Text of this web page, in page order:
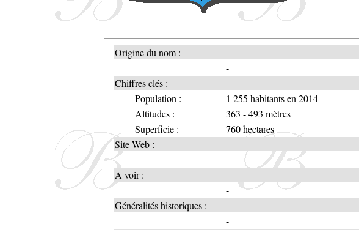
Origine du nom :
-
Chiffres clés :
Population :
1 255 habitants en 2014
Altitudes :
363 - 493 mètres
Superficie :
760 hectares
Site Web :
-
A voir :
-
Généralités historiques :
-